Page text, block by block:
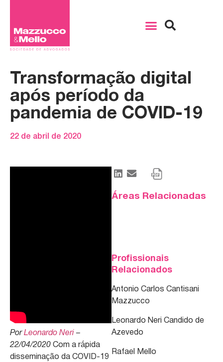
Transformação digital
após período da
pandemia de COVID-19
22 de abril de 2020
Por Leonardo Neri –
22/04/2020 Com a rápida
disseminação da COVID-19
Áreas Relacionadas
Profissionais
Relacionados
Antonio Carlos Cantisani
Mazzucco
Leonardo Neri Candido de
Azevedo
Rafael Mello